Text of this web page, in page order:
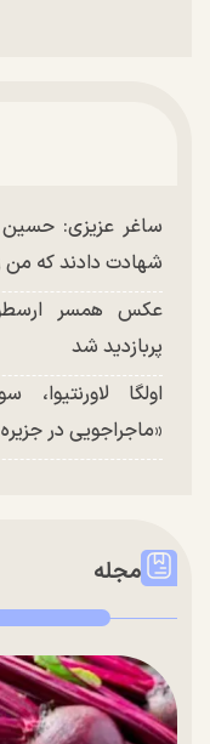
ساغر عزیزی: حسین
شهادت دادند که من
عکس همسر
پربازدید شد
اولگا
«ماجراجویی در
مجله